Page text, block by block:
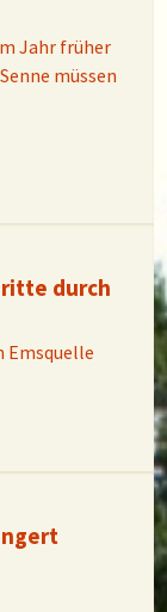
Jahr früher
müssen
durch
Emsquelle